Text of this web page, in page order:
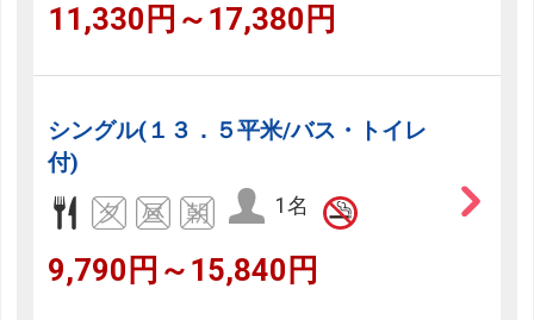
11,330円～17,380円
シングル(１３．５平米/バス・トイレ
付)
1名
9,790円～15,840円